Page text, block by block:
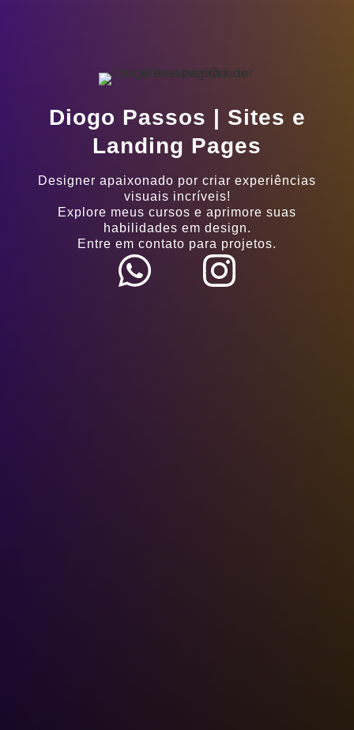
Diogo Passos | Sites e
Landing Pages
Designer apaixonado por criar experiências
visuais incríveis!
Explore meus cursos e aprimore suas
habilidades em design.
Entre em contato para projetos.